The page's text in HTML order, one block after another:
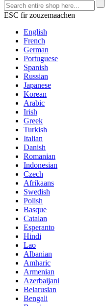
ESC fir zouzemaachen
English
French
German
Portuguese
Spanish
Russian
Japanese
Korean
Arabic
Irish
Greek
Turkish
Italian
Danish
Romanian
Indonesian
Czech
Afrikaans
Swedish
Polish
Basque
Catalan
Esperanto
Hindi
Lao
Albanian
Amharic
Armenian
Azerbaijani
Belarusian
Bengali